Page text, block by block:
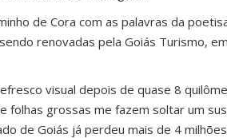
de Cora com as palavras da
renovadas pela Goiás Turismo,
visual depois de quase 8
folhas grossas me fazem soltar um
de Goiás já perdeu mais de 4